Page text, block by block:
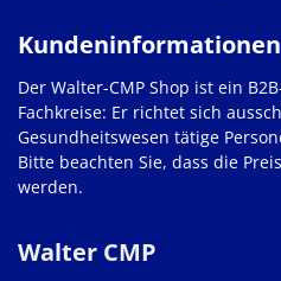
Walter CMP
Kundeninformationen
Der Walter-CMP Shop ist ein
Fachkreise: Er richtet sich
Gesundheitswesen tätige
Bitte beachten Sie, dass die
werden.